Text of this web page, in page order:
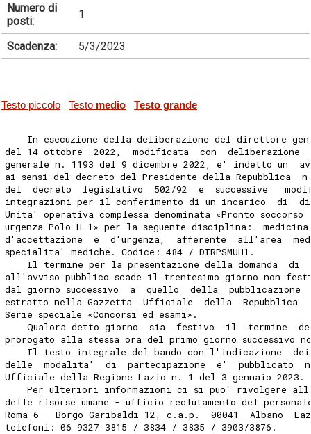
Numero di
posti:
1
Scadenza: 5/3/2023
Testo piccolo - Testo medio - Testo grande
In esecuzione della deliberazione del direttore
del 14 ottobre  2022,  modificata  con
generale n. 1193 del 9 dicembre 2022, e' indetto un
ai sensi del decreto del Presidente della Repubblica
del  decreto  legislativo  502/92  e  successive
integrazioni per il conferimento di un incarico  di
Unita' operativa complessa denominata «Pronto
urgenza Polo H 1» per la seguente disciplina:
d'accettazione  e  d'urgenza,  afferente  all'area
specialita' mediche. Codice: 484 / DIRPSMUH1.
Il termine per la presentazione della domanda  di
all'avviso pubblico scade il trentesimo giorno non
dal giorno successivo  a  quello  della  pubblicazione
estratto nella Gazzetta  Ufficiale  della  Repubblica
Serie speciale «Concorsi ed esami».
Qualora detto giorno  sia  festivo  il  termine
prorogato alla stessa ora del primo giorno successivo
Il testo integrale del bando con l'indicazione
delle  modalita'  di  partecipazione  e'  pubblicato
Ufficiale della Regione Lazio n. 1 del 3 gennaio 2023.
Per ulteriori informazioni ci si puo' rivolgere
delle risorse umane - ufficio reclutamento del
Roma 6 - Borgo Garibaldi 12, c.a.p.  00041  Albano
telefoni: 06 9327 3815 / 3834 / 3835 / 3903/3876.